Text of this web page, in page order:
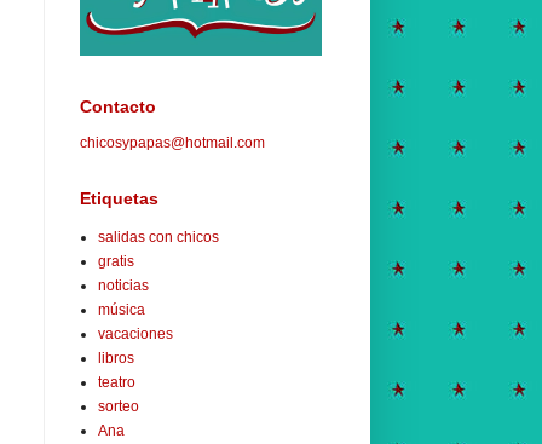
Contacto
chicosypapas@hotmail.com
Etiquetas
salidas con chicos
gratis
noticias
música
vacaciones
libros
teatro
sorteo
Ana